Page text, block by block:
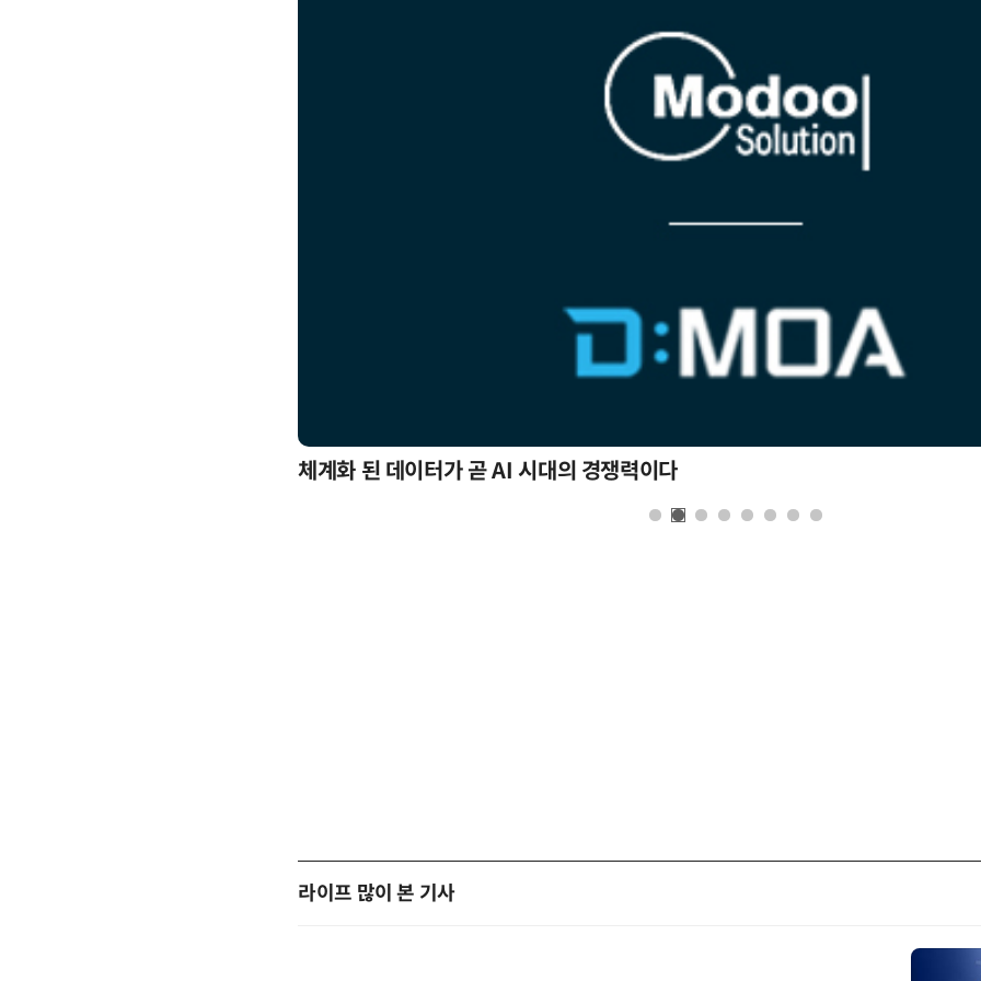
체계화 된 데이터가 곧 AI 시대의 경쟁력이다
라이프 많이 본 기사